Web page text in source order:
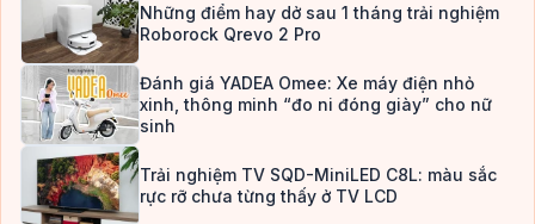
Những điểm hay dở sau 1 tháng trải nghiệm
Roborock Qrevo 2 Pro
Đánh giá YADEA Omee: Xe máy điện nhỏ
xinh, thông minh “đo ni đóng giày” cho nữ
sinh
Trải nghiệm TV SQD-MiniLED C8L: màu sắc
rực rỡ chưa từng thấy ở TV LCD